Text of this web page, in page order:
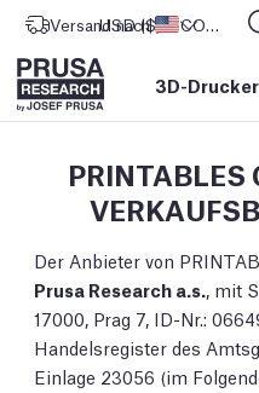
Versand nach
USD ($) CORE One L: Jetzt auf Lager!
3D-Drucker
PRINTABLES
Der Anbieter von
Prusa Research a.s., mit
17000, Prag 7, ID-Nr.:
Handelsregister des
Einlage 23056 (im